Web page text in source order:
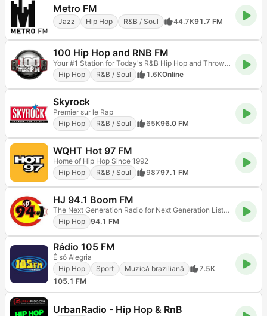
Metro FM
Jazz Hip Hop R&B / Soul 44.7K91.7 FM
100 Hip Hop and RNB FM
Your #1 Station for Today's R&B Hip Hop and Throwbacks
Hip Hop
R&B / Soul 1.6KOnline
Skyrock
Premier sur le Rap
Hip Hop
R&B / Soul 65K96.0 FM
WQHT Hot 97 FM
Home of Hip Hop Since 1992
Hip Hop
R&B / Soul 98797.1 FM
HJ 94.1 Boom FM
The Next Generation Radio for Next Generation Listeners!
Hip Hop 94.1 FM
Rádio 105 FM
É só Alegria
Hip Hop
Sport Muzică braziliană
7.5K
105.1 FM
UrbanRadio - Hip Hop & RnB